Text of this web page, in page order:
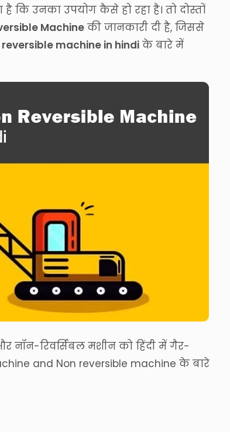
कि उनका उपयोग कैसे हो रहा है। तो दोस्तों
Machineकी जानकारी दी है, जिससे
machine in hindiके बारे में
नॉन-रिवर्सिबल मशीन को हिंदी में गैर-
and Non reversible machine के बारे